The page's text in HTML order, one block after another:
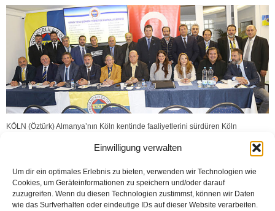
Einwilligung verwalten
Um dir ein optimales Erlebnis zu bieten, verwenden wir Technologien wie
Cookies, um Geräteinformationen zu speichern und/oder darauf
zuzugreifen. Wenn du diesen Technologien zustimmst, können wir Daten
wie das Surfverhalten oder eindeutige IDs auf dieser Website verarbeiten.
KÖLN (Öztürk) Almanya’nın Köln kentinde faaliyetlerini sürdüren Köln
belirledi. Köln Fenerbahçe Kültür evinde gerçekleşen kurula...
Weiterlesen